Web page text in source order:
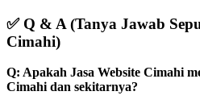
✅ Q & A (Tanya Jawab
Cimahi)
Q: Apakah Jasa Website Cimahi
Cimahi dan sekitarnya?